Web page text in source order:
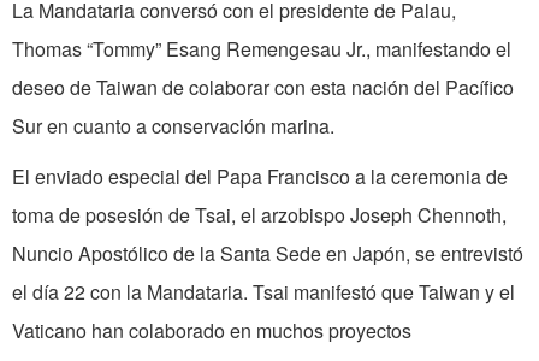
La Mandataria conversó con el presidente de Palau,
Thomas “Tommy” Esang Remengesau Jr., manifestando el
deseo de Taiwan de colaborar con esta nación del Pacífico
Sur en cuanto a conservación marina.
El enviado especial del Papa Francisco a la ceremonia de
toma de posesión de Tsai, el arzobispo Joseph Chennoth,
Nuncio Apostólico de la Santa Sede en Japón, se entrevistó
el día 22 con la Mandataria. Tsai manifestó que Taiwan y el
Vaticano han colaborado en muchos proyectos